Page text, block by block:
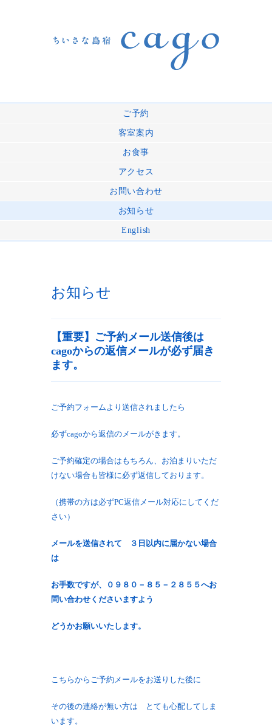
ご予約
客室案内
お食事
アクセス
お問い合わせ
お知らせ
English
お知らせ
【重要】ご予約メール送信後は
cagoからの返信メールが必ず届き
ます。
ご予約フォームより送信されましたら
必ずcagoから返信のメールがきます。
ご予約確定の場合はもちろん、お泊まりいただ
けない場合も皆様に必ず返信しております。
（携帯の方は必ずPC返信メール対応にしてくだ
さい）
メールを送信されて ３日以内に届かない場合
は
お手数ですが、
０９８０－８５－２８５５へお
問い合わせくださいますよう
どうかお願いいたします。
こちらからご予約メールをお送りした後に
その後の連絡が無い方は とても心配してしま
います。